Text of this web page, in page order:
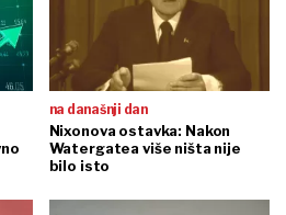
na današnji dan
Nixonova ostavka: Nakon
Watergatea više ništa nije
bilo isto